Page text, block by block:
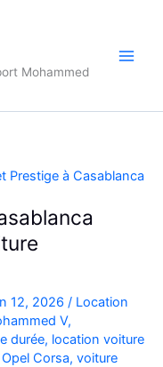
Mohammed
12, 2026 / Location
V,
durée, location voiture
Opel Corsa, voiture